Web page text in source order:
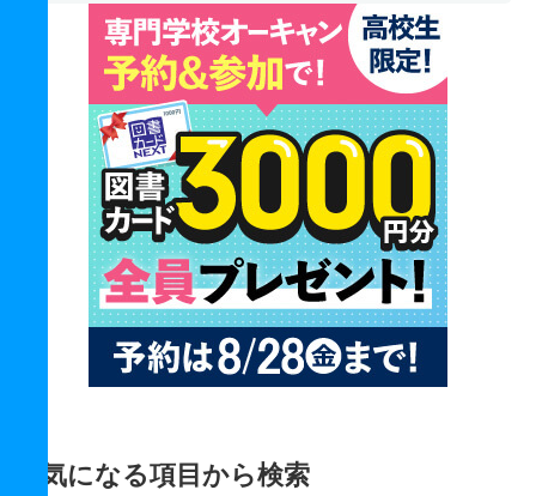
気になる項目から検索